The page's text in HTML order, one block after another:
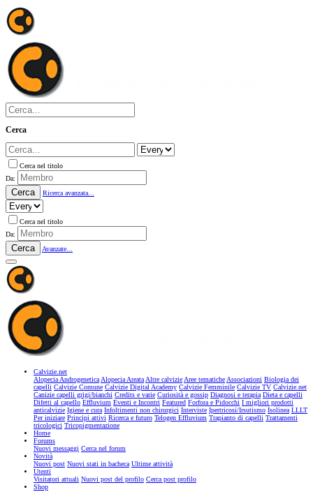
Cerca
Cerca nel titolo
Da:
Cerca Ricerca avanzata...
Cerca nel titolo
Da:
Cerca Avanzate...
Calvizie.net
Alopecia AndrogeneticaAlopecia AreataAltre calvizieAree tematicheAssociazioni Biologia dei
capelli Calvizie Comune Calvizie Digital Academy Calvizie Femminile Calvizie TV Calvizie.net
Canizie capelli grigi/bianchi Credits e varie Curiosità e gossip Diagnosi e terapia Dieta e capelli
Difetti al capello Effluvium Eventi e Incontri Featured Forfora e Pidocchi I migliori prodotti
anticalvizie Igiene e cura Infoltimenti non chirurgici Interviste Ipertricosi/Irsutismo Isolinea LLLT
Per iniziare Principi attivi Ricerca e futuro Telogen Effluvium Trapianto di capelli Trattamenti
tricologici Tricopigmentazione
Home
Forums
Nuovi messaggi Cerca nel forum
Novità
Nuovi post Nuovi stati in bacheca Ultime attività
Utenti
Visitatori attuali Nuovi post del profilo Cerca post profilo
Shop